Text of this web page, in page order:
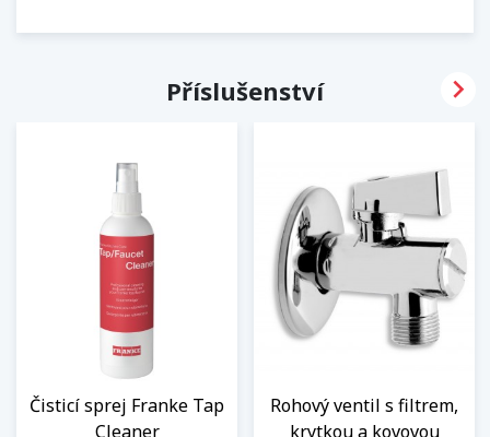
Příslušenství
Čisticí sprej Franke Tap
Cleaner
Rohový ventil s filtrem,
krytkou a kovovou
